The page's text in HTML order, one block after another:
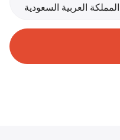
المملكة العربية السعودية